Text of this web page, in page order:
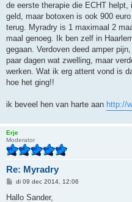
c
h
de eerste therapie die ECHT
geld, maar botoxen is ook 900
terug. Myradry is 1 maximaal 2
maal genoeg. Ik ben zelf in
gegaan. Verdoven deed amper
paar dagen wat zwelling, maar
werken. Wat ik erg attent vond is
hoe het ging!!
ik beveel hen van harte aan http://
Erje
Moderator
Re: Myradry
B
r
di 09 dec 2014, 12:06
Hallo Sander,